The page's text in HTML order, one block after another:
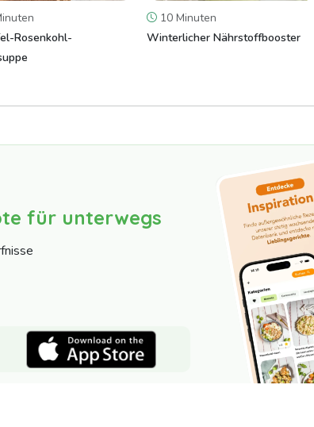
Rosenkohl-
10 Minuten
Winterlicher Nährstoffbooster
für unterwegs